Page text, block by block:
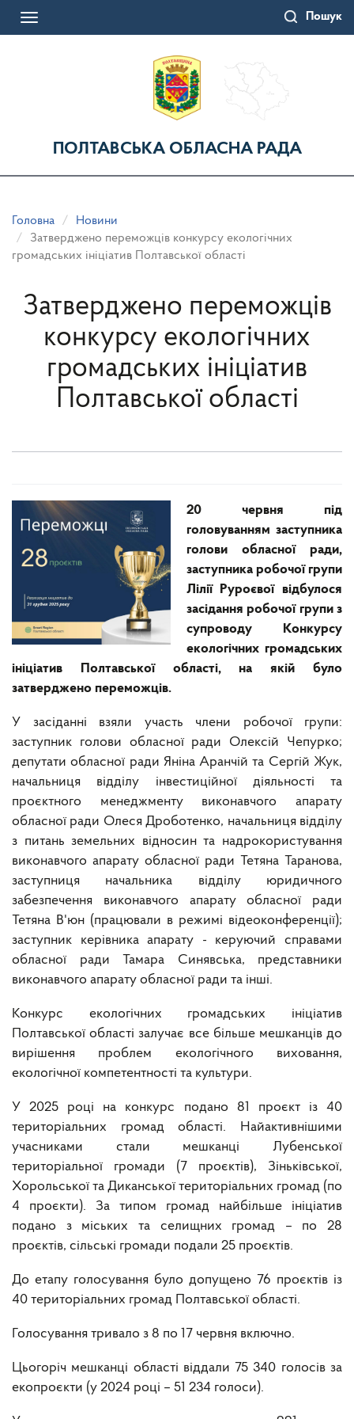
Пошук
Toggle
ПОЛТАВСЬКА ОБЛАСНА РАДА
Головна
Новини
Затверджено переможців конкурсу екологічних
громадських ініціатив Полтавської області
Затверджено переможців
конкурсу екологічних
громадських ініціатив
Полтавської області
20 червня під
головуванням заступника
голови обласної ради,
заступника робочої групи
Лілії Руроєвої відбулося
засідання робочої групи з
супроводу Конкурсу
екологічних громадських
ініціатив Полтавської області, на якій було
затверджено переможців.
У засіданні взяли участь члени робочої групи:
заступник голови обласної ради Олексій Чепурко;
депутати обласної ради Яніна Аранчій та Сергій Жук,
начальниця відділу інвестиційної діяльності та
проєктного менеджменту виконавчого апарату
обласної ради Олеся Дроботенко, начальниця відділу
з питань земельних відносин та надрокористування
виконавчого апарату обласної ради Тетяна Таранова,
заступниця начальника відділу юридичного
забезпечення виконавчого апарату обласної ради
Тетяна В'юн (працювали в режимі відеоконференції);
заступник керівника апарату - керуючий справами
обласної ради Тамара Синявська, представники
виконавчого апарату обласної ради та інші.
Конкурс екологічних громадських ініціатив
Полтавської області залучає все більше мешканців до
вирішення проблем екологічного виховання,
екологічної компетентності та культури.
У 2025 році на конкурс подано 81 проєкт із 40
територіальних громад області. Найактивнішими
учасниками стали мешканці Лубенської
територіальної громади (7 проєктів), Зіньківської,
Хорольської та Диканської територіальних громад (по
4 проєкти). За типом громад найбільше ініціатив
подано з міських та селищних громад – по 28
проєктів, сільські громади подали 25 проєктів.
До етапу голосування було допущено 76 проєктів із
40 територіальних громад Полтавської області.
Голосування тривало з 8 по 17 червня включно.
Цьогоріч мешканці області віддали 75 340 голосів за
екопроєкти (у 2024 році – 51 234 голоси).